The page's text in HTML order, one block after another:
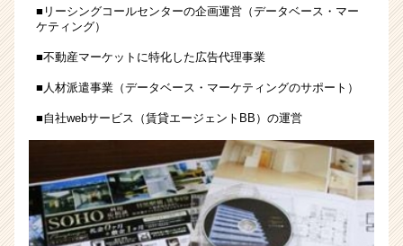
ル
ト】
会
と
共
成
長
し
よ
■リーシングコールセンターの企画運営（データベース・マー
ケティング）
■不動産マーケットに特化した広告代理事業
■人材派遣事業（データベース・マーケティングのサポート）
■自社webサービス（賃貸エージェントBB）の運営